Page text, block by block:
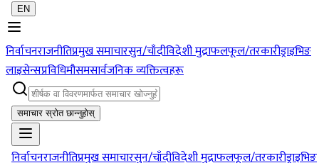
EN
निर्वाचनराजनीतिप्रमुख समाचारसुन/चाँदीविदेशी मुद्राफलफूल/तरकारीड्राइभिङ
लाइसेन्सप्रविधिमौसमसार्वजनिक व्यक्तित्वहरू
समाचार स्रोत छान्नुहोस्
निर्वाचनराजनीतिप्रमुख समाचारसुन/चाँदीविदेशी मुद्राफलफूल/तरकारीड्राइभिङ